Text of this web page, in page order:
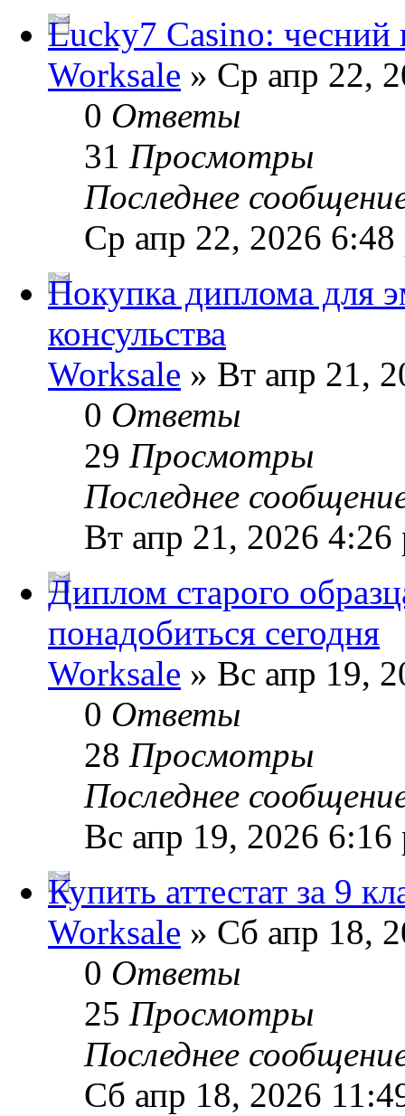
Lucky7 Casino: чесний
Worksale » Ср апр 22,
0 Ответы
31 Просмотры
Последнее
Ср апр 22, 2026 6:48
Покупка диплома для
консульства
Worksale » Вт апр 21,
0 Ответы
29 Просмотры
Последнее
Вт апр 21, 2026 4:26
Диплом старого
понадобиться сегодня
Worksale » Вс апр 19,
0 Ответы
28 Просмотры
Последнее
Вс апр 19, 2026 6:16
Купить аттестат за 9
Worksale » Сб апр 18,
0 Ответы
25 Просмотры
Последнее
Сб апр 18, 2026